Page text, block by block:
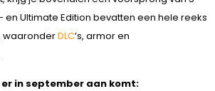
en Ultimate Edition bevatten een hele reeks
DLC’s, armor en
in september aan komt: